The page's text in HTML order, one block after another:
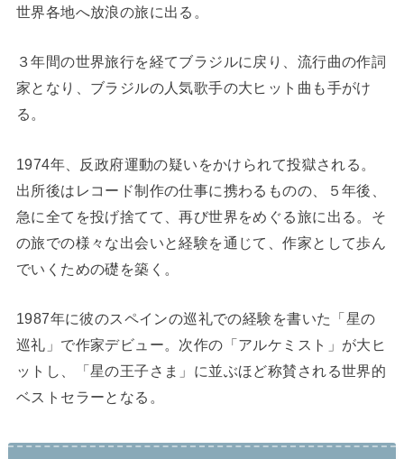
世界各地へ放浪の旅に出る。
３年間の世界旅行を経てブラジルに戻り、流行曲の作詞
家となり、ブラジルの人気歌手の大ヒット曲も手がけ
る。
1974年、反政府運動の疑いをかけられて投獄される。
出所後はレコード制作の仕事に携わるものの、５年後、
急に全てを投げ捨てて、再び世界をめぐる旅に出る。そ
の旅での様々な出会いと経験を通じて、作家として歩ん
でいくための礎を築く。
1987年に彼のスペインの巡礼での経験を書いた「星の
巡礼」で作家デビュー。次作の「アルケミスト」が大ヒ
ットし、「星の王子さま」に並ぶほど称賛される世界的
ベストセラーとなる。